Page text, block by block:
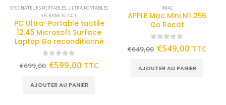
ORDINATEURS PORTABLES, ULTRA PORTABLES
(ECRANS 10-14")
PC Ultra-Portable tactile
12.45 Microsoft Surface
Laptop Go reconditionné
out of 5
€699,00 €599,00 TTC
AJOUTER AU PANIER
IMAC
APPLE Mac Mini M1 256
Go Recdt
out of 5
€649,00 €549,00 TTC
AJOUTER AU PANIER